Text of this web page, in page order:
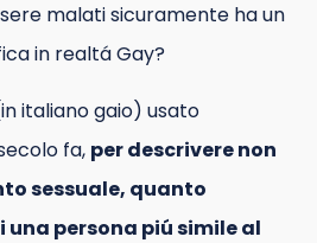
malati sicuramente ha un
in realtá Gay?
italiano gaio) usato
fa, per descrivere non
sessuale, quanto
persona piú simile al